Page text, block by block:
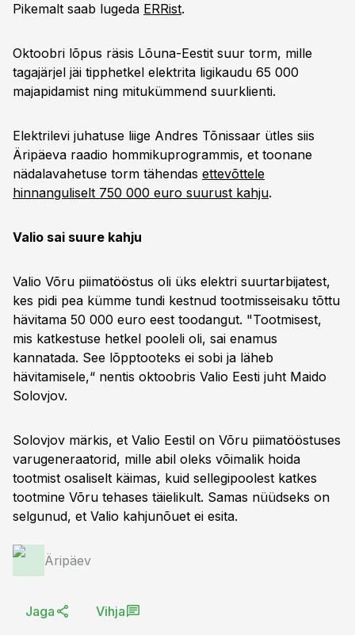
Pikemalt saab lugeda ERRist.
Oktoobri lõpus räsis Lõuna-Eestit suur torm, mille
tagajärjel jäi tipphetkel elektrita ligikaudu 65 000
majapidamist ning mitukümmend suurklienti.
Elektrilevi juhatuse liige Andres Tõnissaar ütles siis
Äripäeva raadio hommikuprogrammis, et toonane
nädalavahetuse torm tähendas ettevõttele
hinnanguliselt 750 000 euro suurust kahju.
Valio sai suure kahju
Valio Võru piimatööstus oli üks elektri suurtarbijatest,
kes pidi pea kümme tundi kestnud tootmisseisaku tõttu
hävitama 50 000 euro eest toodangut. "Tootmisest,
mis katkestuse hetkel pooleli oli, sai enamus
kannatada. See lõpptooteks ei sobi ja läheb
hävitamisele,“ nentis oktoobris Valio Eesti juht Maido
Solovjov.
Solovjov märkis, et Valio Eestil on Võru piimatööstuses
varugeneraatorid, mille abil oleks võimalik hoida
tootmist osaliselt käimas, kuid sellegipoolest katkes
tootmine Võru tehases täielikult. Samas nüüdseks on
selgunud, et Valio kahjunõuet ei esita.
Äripäev
Jaga Vihja